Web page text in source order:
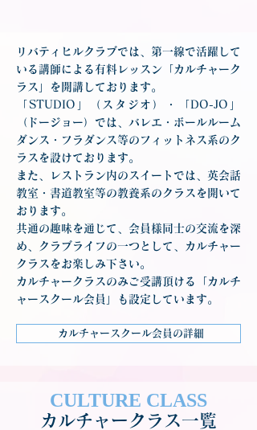
リバティヒルクラブでは、第一線で活躍して
いる講師による有料レッスン「カルチャーク
ラス」を開講しております。
「STUDIO」（スタジオ）・「DO-JO」
（ドージョー）では、バレエ・ボールルーム
ダンス・フラダンス等のフィットネス系のク
ラスを設けております。
また、レストラン内のスイートでは、英会話
教室・書道教室等の教養系のクラスを開いて
おります。
共通の趣味を通じて、会員様同士の交流を深
め、クラブライフの一つとして、カルチャー
クラスをお楽しみ下さい。
カルチャークラスのみご受講頂ける「カルチ
ャースクール会員」も設定しています。
カルチャースクール会員の詳細
CULTURE CLASS
カルチャークラス一覧